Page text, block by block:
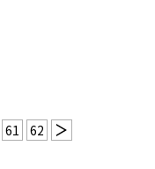
61 62